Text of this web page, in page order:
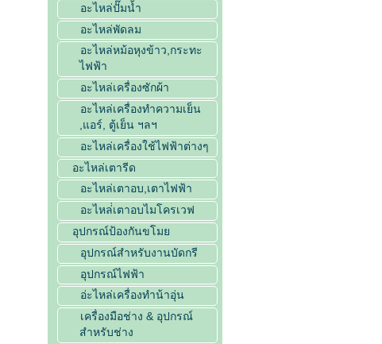
อะไหล่ปั๊มน้ำ
อะไหล่พัดลม
อะไหล่หม้อหุงข้าว,กระทะ
ไฟฟ้า
อะไหล่เครื่องซักผ้า
อะไหล่เครื่องทำความเย็น
,แอร์, ตู้เย็น ฯลฯ
อะไหล่เครื่องใช้ไฟฟ้าต่างๆ
อะไหล่เตารีด
อะไหล่เตาอบ,เตาไฟฟ้า
อะไหล่่เตาอบไมโครเวฟ
อุปกรณ์ป้องกันขโมย
อุปกรณ์สำหรับงานบัดกรี
อุปกรณ์ไฟฟ้า
อ่ะไหล่เครื่องทำน้าอุ่น
เครื่องมือช่าง & อุปกรณ์
สำหรับช่าง